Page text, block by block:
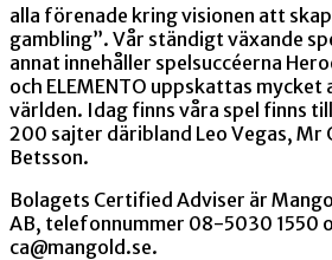
alla förenade kring visionen att
gambling”. Vår ständigt växande
annat innehåller spelsuccéerna
och ELEMENTO uppskattas mycket
världen. Idag finns våra spel finns
200 sajter däribland Leo Vegas, Mr
Betsson.
Bolagets Certified Adviser är
AB, telefonnummer 08-5030 1550
ca@mangold.se.